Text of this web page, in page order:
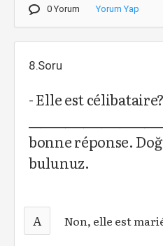
0 Yorum Yorum Yap
8.Soru
- Elle est
bonne réponse.
bulunuz.
A Non, elle est